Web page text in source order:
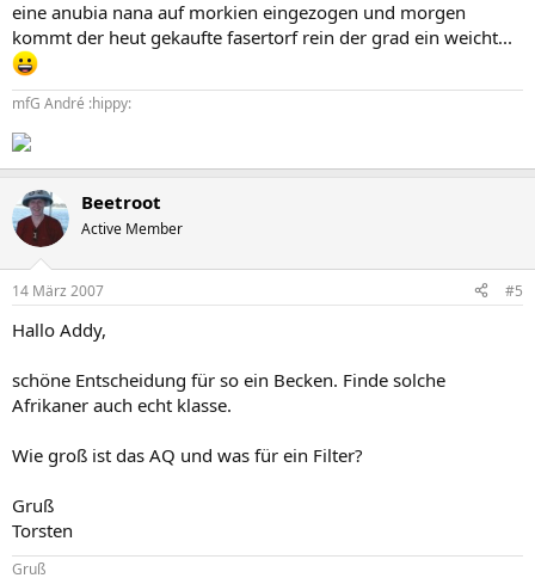
eine anubia nana auf morkien eingezogen und morgen
kommt der heut gekaufte fasertorf rein der grad ein weicht...
mfG André :hippy:
Beetroot
Active Member
14 März 2007 #5
Hallo Addy,
schöne Entscheidung für so ein Becken. Finde solche
Afrikaner auch echt klasse.
Wie groß ist das AQ und was für ein Filter?
Gruß
Torsten
Gruß